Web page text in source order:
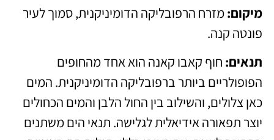
מיקום:מזרח הרפובליקה הדומיניקנית, סמוך לעיר
פונטה קנה.
תנאים: חוף קאבו קאנה הוא אחד מהחופים
הפופולריים ביותר ברפובליקה הדומיניקנית. המים
כאן צלולים, והשילוב בין החול הלבן והמים הכחולים
יוצר תפאורה אידיאלית לגלישה. תנאי הים משתנים